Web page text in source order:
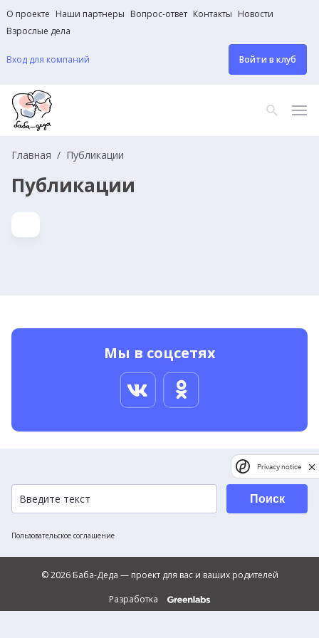
О проекте Наши партнеры Вопрос-ответ Контакты Новости
Взрослые дела
Вход для компаний Войти в клуб
Главная Публикации
Публикации
Мы в соцсетях
Пользовательское соглашение
Поиск
© 2026 Баба-Деда — проект для вас и ваших родителей
Разработка
Privacy notice